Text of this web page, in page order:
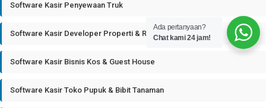
Software Kasir Penyewaan Truk
Software Kasir Developer Properti & Real Estate
Software Kasir Bisnis Kos & Guest House
Software Kasir Toko Pupuk & Bibit Tanaman
Ada pertanyaan?
Chat kami 24 jam!